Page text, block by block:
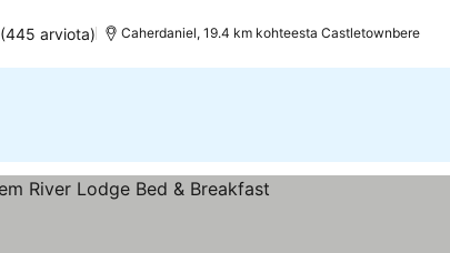
(445 arviota) Caherdaniel, 19.4 km kohteesta Castletownbere